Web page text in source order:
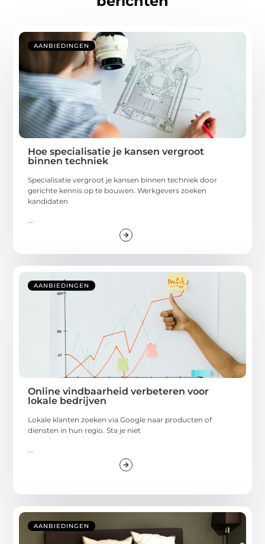
AANBIEDINGEN
Hoe specialisatie je kansen vergroot
binnen techniek
Specialisatie vergroot je kansen binnen techniek door
gerichte kennis op te bouwen. Werkgevers zoeken
kandidaten
...
AANBIEDINGEN
Online vindbaarheid verbeteren voor
lokale bedrijven
Lokale klanten zoeken via Google naar producten of
diensten in hun regio. Sta je niet
AANBIEDINGEN